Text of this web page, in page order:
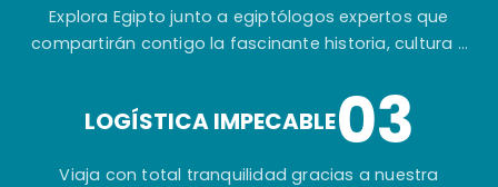
Explora Egipto junto a egiptólogos expertos que
compartirán contigo la fascinante historia, cultura y
extraordinarias del mundo.
LOGÍSTICA IMPECABLE03
Viaja con total tranquilidad gracias a nuestra